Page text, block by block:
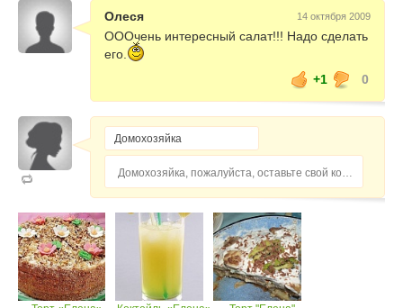
Олеся 14 октября 2009
ОООчень интересный салат!!! Надо сделать
его.
+1
0
Домохозяйка, пожалуйста, оставьте свой комментарий...